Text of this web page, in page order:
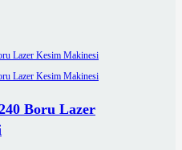
Boru Lazer